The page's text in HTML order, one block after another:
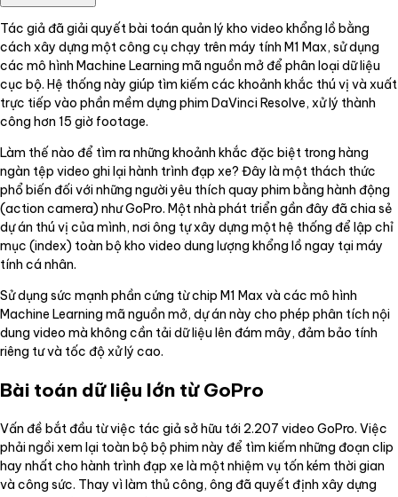
Tác giả đã giải quyết bài toán quản lý kho video khổng lồ bằng
cách xây dựng một công cụ chạy trên máy tính M1 Max, sử dụng
các mô hình Machine Learning mã nguồn mở để phân loại dữ liệu
cục bộ. Hệ thống này giúp tìm kiếm các khoảnh khắc thú vị và xuất
trực tiếp vào phần mềm dựng phim DaVinci Resolve, xử lý thành
công hơn 15 giờ footage.
Làm thế nào để tìm ra những khoảnh khắc đặc biệt trong hàng
ngàn tệp video ghi lại hành trình đạp xe? Đây là một thách thức
phổ biến đối với những người yêu thích quay phim bằng hành động
(action camera) như GoPro. Một nhà phát triển gần đây đã chia sẻ
dự án thú vị của mình, nơi ông tự xây dựng một hệ thống để lập chỉ
mục (index) toàn bộ kho video dung lượng khổng lồ ngay tại máy
tính cá nhân.
Sử dụng sức mạnh phần cứng từ chip M1 Max và các mô hình
Machine Learning mã nguồn mở, dự án này cho phép phân tích nội
dung video mà không cần tải dữ liệu lên đám mây, đảm bảo tính
riêng tư và tốc độ xử lý cao.
Bài toán dữ liệu lớn từ GoPro
Vấn đề bắt đầu từ việc tác giả sở hữu tới 2.207 video GoPro. Việc
phải ngồi xem lại toàn bộ bộ phim này để tìm kiếm những đoạn clip
hay nhất cho hành trình đạp xe là một nhiệm vụ tốn kém thời gian
và công sức. Thay vì làm thủ công, ông đã quyết định xây dựng